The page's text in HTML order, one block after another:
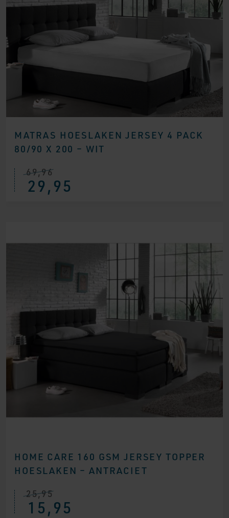
MATRAS HOESLAKEN JERSEY 4 PACK
80/90 X 200 – WIT
69,96
Oorspronkelijke
prijs
was:
29,95
Huidige
prijs
is:
HOME CARE 160 GSM JERSEY TOPPER
HOESLAKEN – ANTRACIET
25,95
15,95